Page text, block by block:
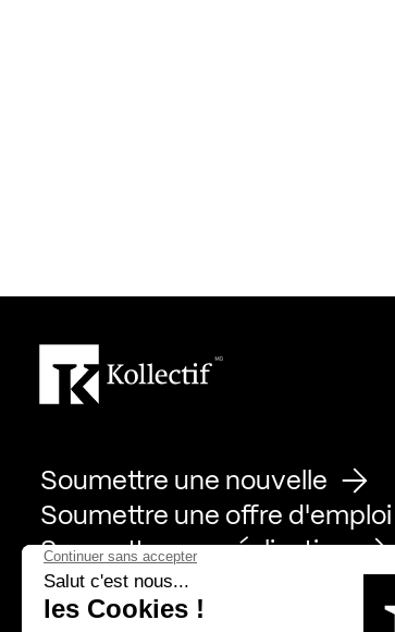
Soumettre une nouvelle
Soumettre une offre d'emploi
Soumettre une réalisation